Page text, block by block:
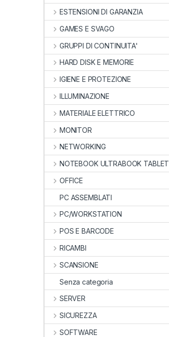
ESTENSIONI DI GARANZIA
GAMES E SVAGO
GRUPPI DI CONTINUITA'
HARD DISK E MEMORIE
IGIENE E PROTEZIONE
ILLUMINAZIONE
MATERIALE ELETTRICO
MONITOR
NETWORKING
NOTEBOOK ULTRABOOK TABLET
OFFICE
PC ASSEMBLATI
PC/WORKSTATION
POS E BARCODE
RICAMBI
SCANSIONE
Senza categoria
SERVER
SICUREZZA
SOFTWARE